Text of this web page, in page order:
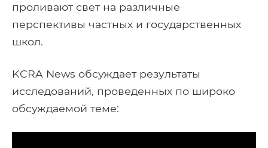
проливают свет на различные
перспективы частных и государственных
школ.
KCRA News обсуждает результаты
исследований, проведенных по широко
обсуждаемой теме: